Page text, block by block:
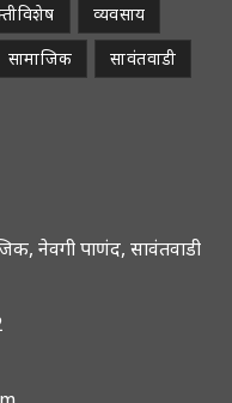
व्यवसाय
सामाजिक
सावंतवाडी
नेवगी पाणंद, सावंतवाडी